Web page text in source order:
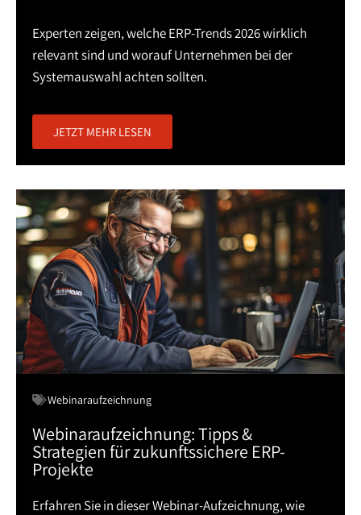
Experten zeigen, welche ERP-Trends 2026 wirklich
relevant sind und worauf Unternehmen bei der
Systemauswahl achten sollten.
JETZT MEHR LESEN
Webinaraufzeichnung
Webinaraufzeichnung: Tipps &
Strategien für zukunftssichere ERP-
Projekte
Erfahren Sie in dieser Webinar-Aufzeichnung, wie